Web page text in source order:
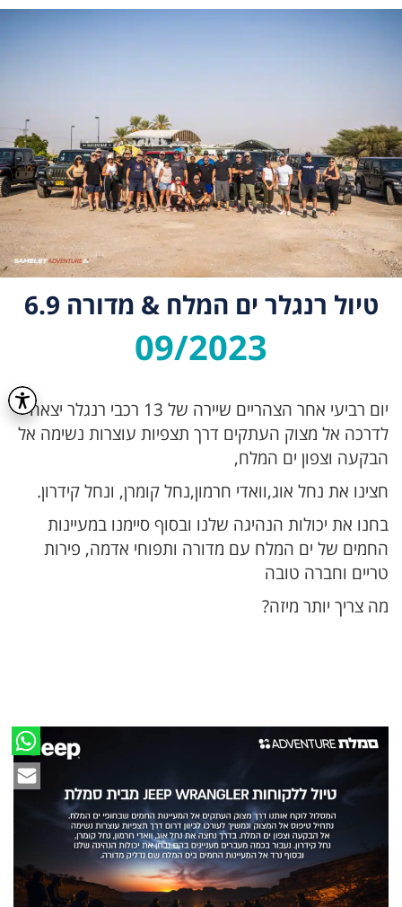
טיול רנגלר ים המלח & מדורה 6.9
09/2023
יום רביעי אחר הצהריים שיירה של 13 רכבי רנגלר יצאה
לדרכה אל מצוק העתקים דרך תצפיות עוצרות נשימה אל
הבקעה וצפון ים המלח,
חצינו את נחל אוג,וואדי חרמון,נחל קומרן, ונחל קידרון.
בחנו את יכולות הנהיגה שלנו ובסוף סיימנו במעיינות
החמים של ים המלח עם מדורה ותפוחי אדמה, פירות
טריים וחברה טובה
מה צריך יותר מיזה?